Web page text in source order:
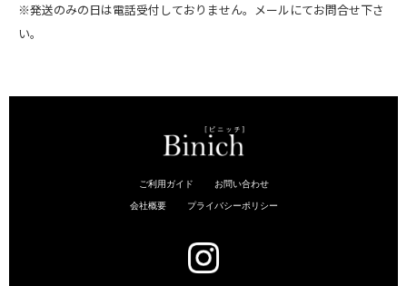
※発送のみの日は電話受付しておりません。メールにてお問合せ下さ
い。